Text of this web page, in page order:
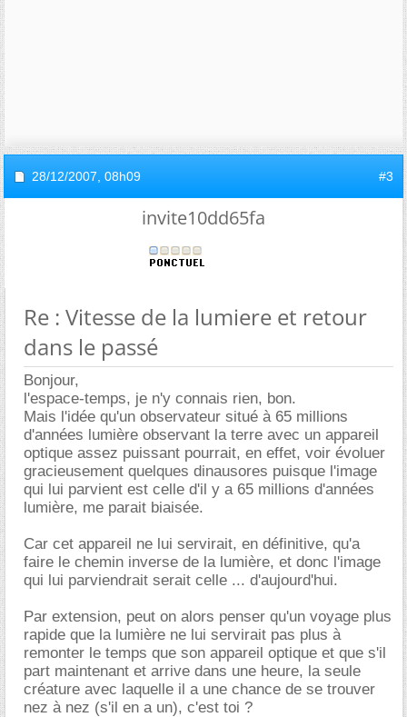
28/12/2007, 08h09 #3
invite10dd65fa
Re : Vitesse de la lumiere et retour
dans le passé
Bonjour,
l'espace-temps, je n'y connais rien, bon.
Mais l'idée qu'un observateur situé à 65 millions
d'années lumière observant la terre avec un appareil
optique assez puissant pourrait, en effet, voir évoluer
gracieusement quelques dinausores puisque l'image
qui lui parvient est celle d'il y a 65 millions d'années
lumière, me parait biaisée.
Car cet appareil ne lui servirait, en définitive, qu'a
faire le chemin inverse de la lumière, et donc l'image
qui lui parviendrait serait celle ... d'aujourd'hui.
Par extension, peut on alors penser qu'un voyage plus
rapide que la lumière ne lui servirait pas plus à
remonter le temps que son appareil optique et que s'il
part maintenant et arrive dans une heure, la seule
créature avec laquelle il a une chance de se trouver
nez à nez (s'il en a un), c'est toi ?